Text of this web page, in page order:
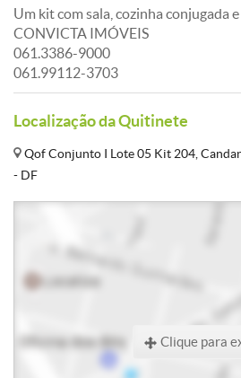
Um kit com sala, cozinha conjugada
CONVICTA IMÓVEIS
061.3386-9000
061.99112-3703
Localização da Quitinete
Qof Conjunto I Lote 05 Kit 204,
- DF
Clique para